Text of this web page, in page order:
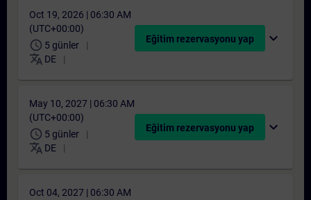
Oct 19, 2026 | 06:30 AM
(UTC+00:00)
schedule 5 günler
translate DE
Eğitim rezervasyonu yap expand_more
May 10, 2027 | 06:30 AM
(UTC+00:00)
schedule 5 günler
translate DE
Eğitim rezervasyonu yap expand_more
Oct 04, 2027 | 06:30 AM